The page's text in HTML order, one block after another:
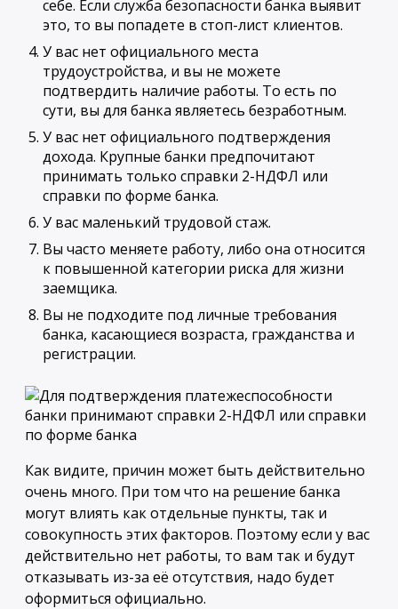
себе. Если служба безопасности банка выявит
это, то вы попадете в стоп-лист клиентов.
У вас нет официального места
трудоустройства, и вы не можете
подтвердить наличие работы. То есть по
сути, вы для банка являетесь безработным.
У вас нет официального подтверждения
дохода. Крупные банки предпочитают
принимать только справки 2-НДФЛ или
справки по форме банка.
У вас маленький трудовой стаж.
Вы часто меняете работу, либо она относится
к повышенной категории риска для жизни
заемщика.
Вы не подходите под личные требования
банка, касающиеся возраста, гражданства и
регистрации.
Как видите, причин может быть действительно
очень много. При том что на решение банка
могут влиять как отдельные пункты, так и
совокупность этих факторов. Поэтому если у вас
действительно нет работы, то вам так и будут
отказывать из-за её отсутствия, надо будет
оформиться официально.